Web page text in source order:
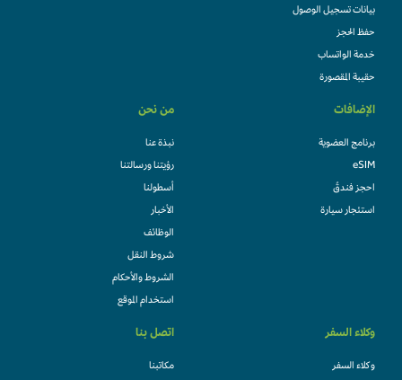
بيانات تسجيل الوصول
حفظ الحجز
خدمة الواتساب
حقيبة المقصورة
الإضافات
برنامج العضوية
eSIM
احجز فندقً
استئجار سيارة
من نحن
نبذة عنا
رؤيتنا ورسالتنا
أسطولنا
الأخبار
الوظائف
شروط النقل
الشروط والأحكام
استخدام الموقع
وكلاء السفر
وكلاء السفر
اتصل بنا
مكاتبنا